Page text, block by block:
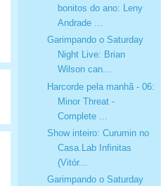
bonitos do ano: Leny
Andrade ...
Garimpando o Saturday
Night Live: Brian
Wilson can...
Harcorde pela manhã - 06:
Minor Threat -
Complete ...
Show inteiro: Curumin no
Casa.Lab Infinitas
(Vitór...
Garimpando o Saturday